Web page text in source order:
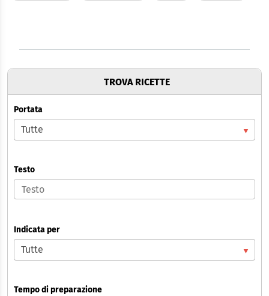
TROVA RICETTE
Portata
Testo
Indicata per
Tempo di preparazione